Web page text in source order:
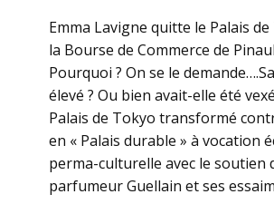
Emma Lavigne quitte le Palais
la Bourse de Commerce de
Pourquoi ? On se le
élevé ? Ou bien avait-elle été
Palais de Tokyo transformé
en « Palais durable » à vocation
perma-culturelle avec le soutien
parfumeur Guellain et ses